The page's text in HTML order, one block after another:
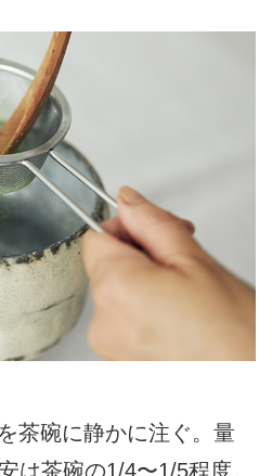
茶碗に静かに注ぐ。量
は茶碗の1/4〜1/5程度。